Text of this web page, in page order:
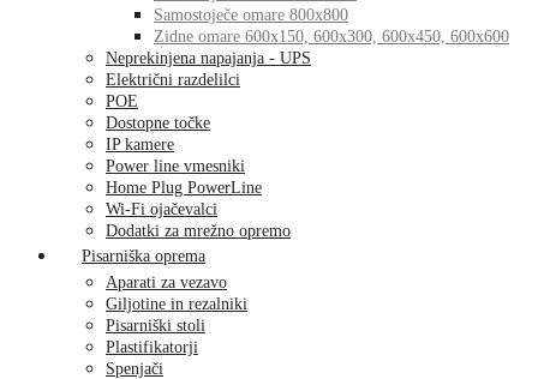
Samostoječe omare 800x800
Zidne omare 600x150, 600x300, 600x450, 600x600
Neprekinjena napajanja - UPS
Električni razdelilci
POE
Dostopne točke
IP kamere
Power line vmesniki
Home Plug PowerLine
Wi-Fi ojačevalci
Dodatki za mrežno opremo
Pisarniška oprema
Aparati za vezavo
Giljotine in rezalniki
Pisarniški stoli
Plastifikatorji
Spenjači